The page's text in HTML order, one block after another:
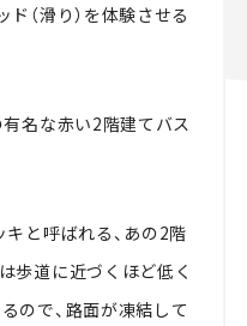
（滑り）を体験させる
名な赤い2階建てバス
と呼ばれる、あの2階
歩道に近づくほど低く
ので、路面が凍結して